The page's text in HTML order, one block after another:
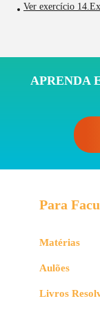
Ver exercício
APRENDA
Para
Matérias
Aulões
Livros